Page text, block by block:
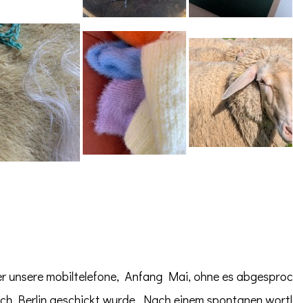
unsere mobiltelefone, Anfang Mai, ohne es
Berlin geschickt wurde. Nach einem spontanen